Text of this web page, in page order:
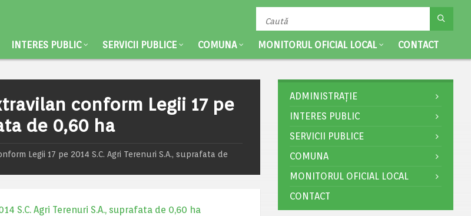
INTERES PUBLIC SERVICII PUBLICE COMUNA MONITORUL OFICIAL LOCAL CONTACT
conform Legii 17 pe
de 0,60 ha
Legii 17 pe 2014 S.C. Agri Terenuri S.A., suprafata de
S.C. Agri Terenuri S.A., suprafata de 0,60 ha
ADMINISTRAȚIE
INTERES PUBLIC
SERVICII PUBLICE
COMUNA
MONITORUL OFICIAL LOCAL
CONTACT